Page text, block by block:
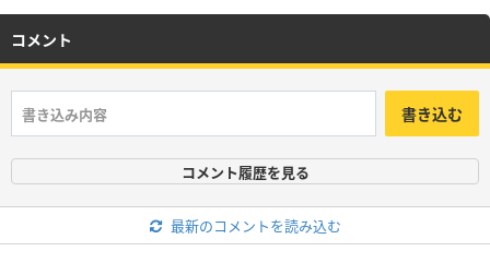
コメント
書き込む
コメント履歴を見る
最新のコメントを読み込む